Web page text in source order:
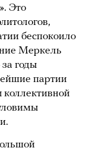
Это
беспокоило
Меркель
за годы
партии
коллективной